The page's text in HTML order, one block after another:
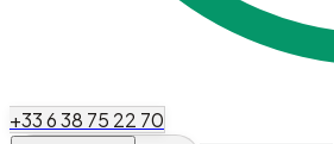
+33 6 38 75 22 70